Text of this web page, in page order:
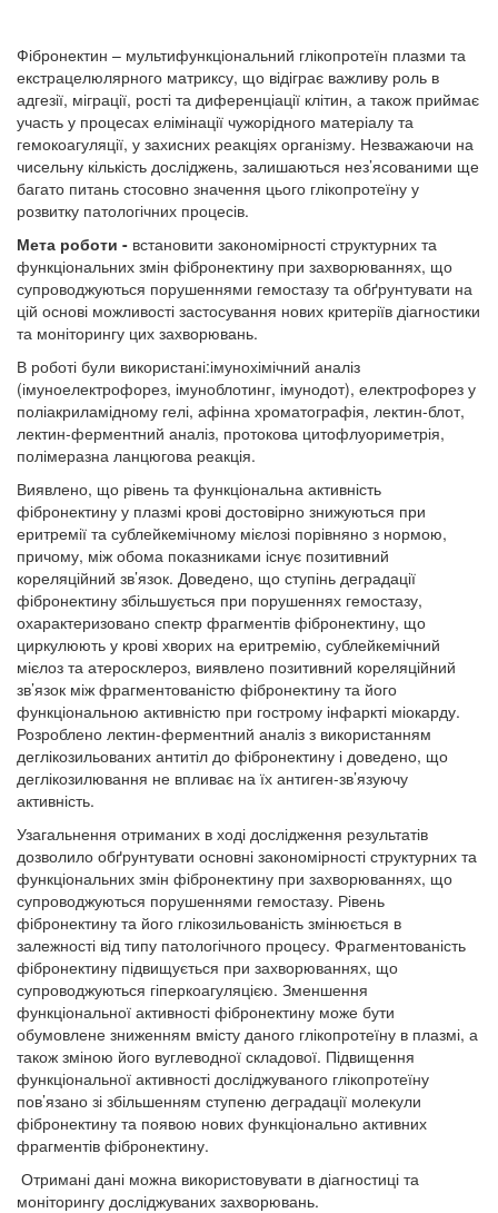
Фібронектин – мультифункціональний глікопротеїн плазми та
екстрацелюлярного матриксу, що відіграє важливу роль в
адгезії, міграції, рості та диференціації клітин, а також приймає
участь у процесах елімінації чужорідного матеріалу та
гемокоагуляції, у захисних реакціях організму. Незважаючи на
чисельну кількість досліджень, залишаються нез’ясованими ще
багато питань стосовно значення цього глікопротеїну у
розвитку патологічних процесів.
Мета роботи - встановити закономірності структурних та
функціональних змін фібронектину при захворюваннях, що
супроводжуються порушеннями гемостазу та обґрунтувати на
цій основі можливості застосування нових критеріїв діагностики
та моніторингу цих захворювань.
В роботі були використані:імунохімічний аналіз
(імуноелектрофорез, імуноблотинг, імунодот), електрофорез у
поліакриламідному гелі, афінна хроматографія, лектин-блот,
лектин-ферментний аналіз, протокова цитофлуориметрія,
полімеразна ланцюгова реакція.
Виявлено, що рівень та функціональна активність
фібронектину у плазмі крові достовірно знижуються при
еритремії та сублейкемічному мієлозі порівняно з нормою,
причому, між обома показниками існує позитивний
кореляційний зв’язок. Доведено, що ступінь деградації
фібронектину збільшується при порушеннях гемостазу,
охарактеризовано спектр фрагментів фібронектину, що
циркулюють у крові хворих на еритремію, сублейкемічний
мієлоз та атеросклероз, виявлено позитивний кореляційний
зв’язок між фрагментованістю фібронектину та його
функціональною активністю при гострому інфаркті міокарду.
Розроблено лектин-ферментний аналіз з використанням
деглікозильованих антитіл до фібронектину і доведено, що
деглікозилювання не впливає на їх антиген-зв’язуючу
активність.
Узагальнення отриманих в ході дослідження результатів
дозволило обґрунтувати основні закономірності структурних та
функціональних змін фібронектину при захворюваннях, що
супроводжуються порушеннями гемостазу. Рівень
фібронектину та його глікозильованість змінюється в
залежності від типу патологічного процесу. Фрагментованість
фібронектину підвищується при захворюваннях, що
супроводжуються гіперкоагуляцією. Зменшення
функціональної активності фібронектину може бути
обумовлене зниженням вмісту даного глікопротеїну в плазмі, а
також зміною його вуглеводної складової. Підвищення
функціональної активності досліджуваного глікопротеїну
пов’язано зі збільшенням ступеню деградації молекули
фібронектину та появою нових функціонально активних
фрагментів фібронектину.
Отримані дані можна використовувати в діагностиці та
моніторингу досліджуваних захворювань.